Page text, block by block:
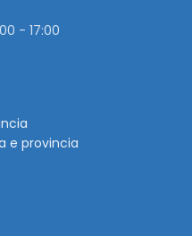
- 17:00
e provincia